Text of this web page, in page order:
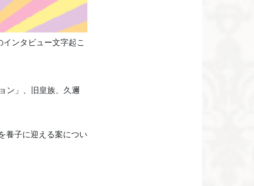
ンタビュー文字起こ
ン」、旧皇族、久邇
養子に迎える案につい